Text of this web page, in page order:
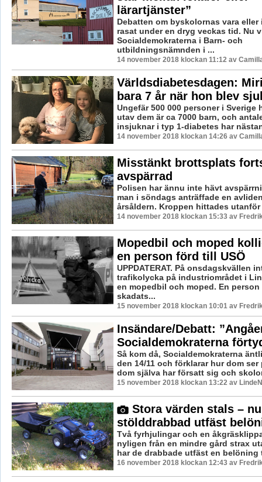
lärartjänster”
Debatten om byskolornas vara eller
rasat under en dryg veckas tid. Nu
Socialdemokraterna i Barn- och
utbildningsnämnden i ...
14 november 2018 klockan 11:12 av
Världsdiabetesdagen:
bara 7 år när hon blev
Ungefär 500 000 personer i Sverige
utav dem är ca 7000 barn, och
insjuknar i typ 1-diabetes har
14 november 2018 klockan 14:26 av
Misstänkt brottsplats
avspärrad
Polisen har ännu inte hävt
man i söndags anträffade en
årsåldern. Kroppen hittades
14 november 2018 klockan 15:33 av
Mopedbil och moped
en person förd till USÖ
UPPDATERAT. På onsdagskvällen
trafikolycka på industriområdet i
en mopedbil och moped. En person
skadats...
15 november 2018 klockan 10:01 av
Insändare/Debatt:
Socialdemokraterna
Så kom då, Socialdemokraterna
den 14/11 och förklarar hur dom ser
dom själva har försatt sig och
15 november 2018 klockan 13:22 av
Stora värden stals –
stölddrabbad utfäst
Två fyrhjulingar och en
nyligen från en mindre gård strax
har de drabbade utfäst en belöning
16 november 2018 klockan 12:43 av